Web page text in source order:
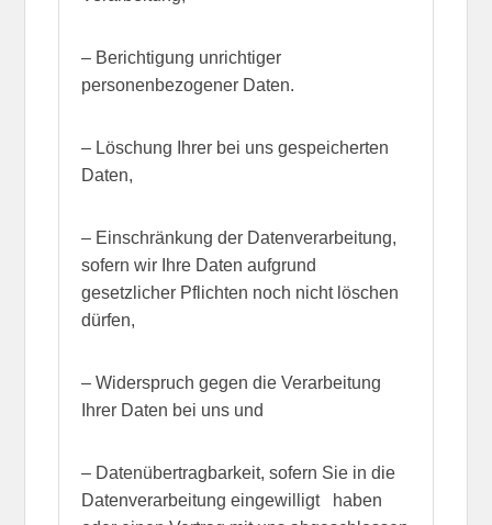
– Berichtigung unrichtiger
personenbezogener Daten.
– Löschung Ihrer bei uns gespeicherten
Daten,
– Einschränkung der Datenverarbeitung,
sofern wir Ihre Daten aufgrund
gesetzlicher Pflichten noch nicht löschen
dürfen,
– Widerspruch gegen die Verarbeitung
Ihrer Daten bei uns und
– Datenübertragbarkeit, sofern Sie in die
Datenverarbeitung eingewilligt haben